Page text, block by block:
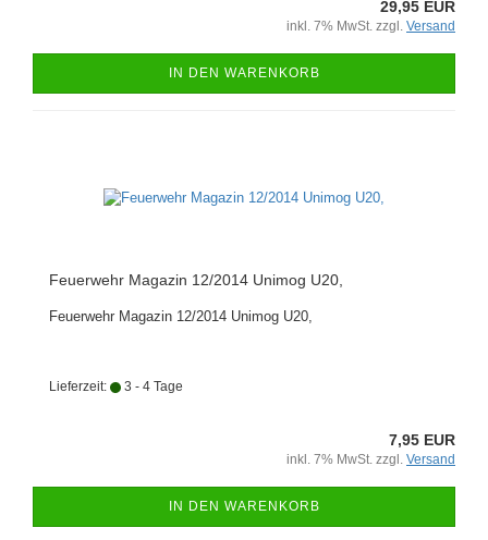
29,95 EUR
inkl. 7% MwSt. zzgl. Versand
IN DEN WARENKORB
Feuerwehr Magazin 12/2014 Unimog U20,
Feuerwehr Magazin 12/2014 Unimog U20,
Lieferzeit: 3 - 4 Tage
7,95 EUR
inkl. 7% MwSt. zzgl. Versand
IN DEN WARENKORB